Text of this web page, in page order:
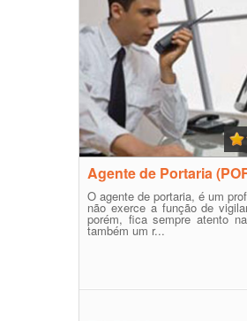
Agente de Portaria
O agente de portaria, é um
não exerce a função de
porém, fica sempre atento
também um r...